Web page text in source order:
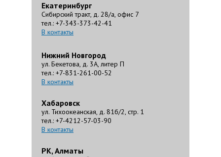
Екатеринбург
Сибирский тракт, д. 28/а, офис 7
тел.: +7-343-373-42-41
В контакты
Нижний Новгород
ул. Бекетова, д. 3А, литер П
тел.: +7-831-261-00-52
В контакты
Хабаровск
ул. Тихоокеанская, д. 81б/2, стр. 1
тел.: +7-4212-57-03-90
В контакты
РК, Алматы